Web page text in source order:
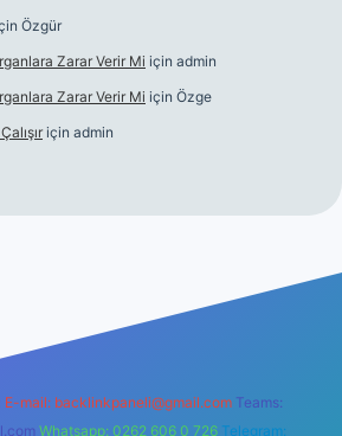
Özgür
Zarar Verir Mi için admin
Zarar Verir Mi için Özge
için admin
E-mail: backlinkpaneli@gmail.com Teams:
Whatsapp: 0262 606 0 726 Telegram: